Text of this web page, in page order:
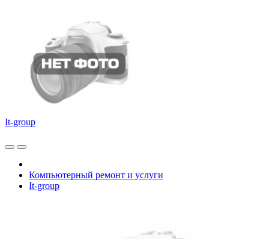
It-group
Компьютерный ремонт и услуги
It-group